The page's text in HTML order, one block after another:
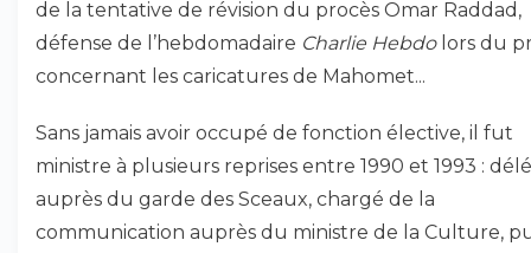
de la tentative de révision du procès Omar Raddad,
défense de l’hebdomadaire Charlie Hebdolors du
concernant les caricatures de Mahomet...
Sans jamais avoir occupé de fonction élective, il fut
ministre à plusieurs reprises entre 1990 et 1993 :
auprès du garde des Sceaux, chargé de la
communication auprès du ministre de la Culture,